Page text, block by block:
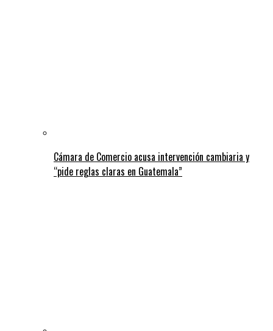
Cámara de Comercio acusa intervención cambiaria y
“pide reglas claras en Guatemala”